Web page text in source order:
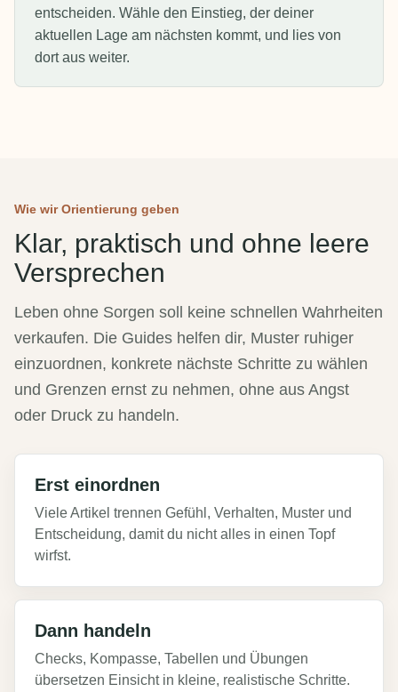
entscheiden. Wähle den Einstieg, der deiner
aktuellen Lage am nächsten kommt, und lies von
dort aus weiter.
Wie wir Orientierung geben
Klar, praktisch und ohne leere
Versprechen
Leben ohne Sorgen soll keine schnellen Wahrheiten
verkaufen. Die Guides helfen dir, Muster ruhiger
einzuordnen, konkrete nächste Schritte zu wählen
und Grenzen ernst zu nehmen, ohne aus Angst
oder Druck zu handeln.
Erst einordnen
Viele Artikel trennen Gefühl, Verhalten, Muster und
Entscheidung, damit du nicht alles in einen Topf
wirfst.
Dann handeln
Checks, Kompasse, Tabellen und Übungen
übersetzen Einsicht in kleine, realistische Schritte.